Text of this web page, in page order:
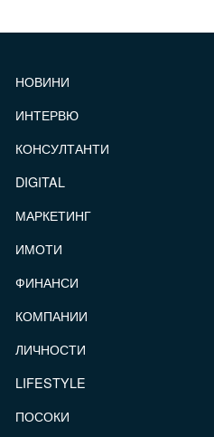
НОВИНИ
ИНТЕРВЮ
КОНСУЛТАНТИ
DIGITAL
МАРКЕТИНГ
ИМОТИ
ФИНАНСИ
КОМПАНИИ
ЛИЧНОСТИ
LIFESTYLE
ПОСОКИ